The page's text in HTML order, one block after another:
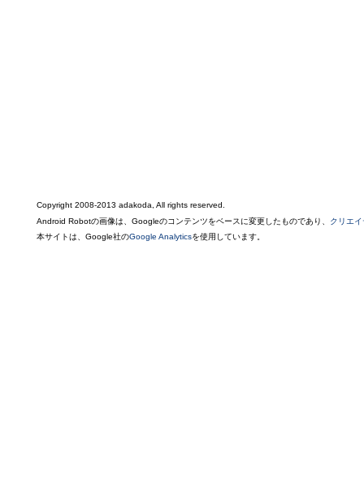
Copyright 2008-2013 adakoda, All rights reserved.
Android Robotの画像は、Googleのコンテンツをベースに変更したものであり、 クリエ
本サイトは、Google社のGoogle Analyticsを使用しています。